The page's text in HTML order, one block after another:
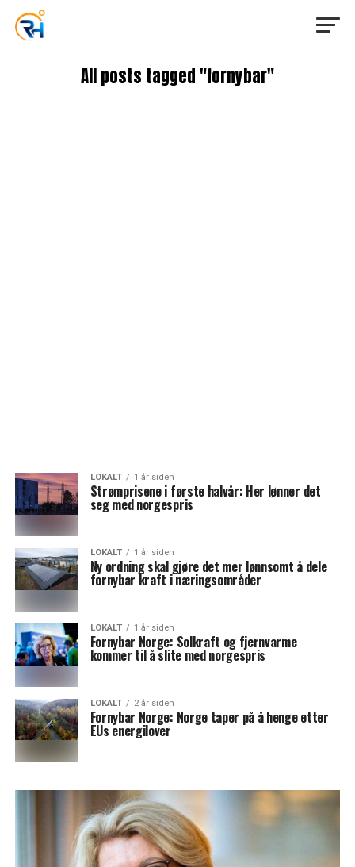
All posts tagged "fornybar"
LOKALT 1 år siden
Strømprisene i første halvår: Her lønner det
seg med norgespris
LOKALT 1 år siden
Ny ordning skal gjøre det mer lønnsomt å dele
fornybar kraft i næringsområder
LOKALT 1 år siden
Fornybar Norge: Solkraft og fjernvarme
kommer til å slite med norgespris
LOKALT 2 år siden
Fornybar Norge: Norge taper på å henge etter
EUs energilover